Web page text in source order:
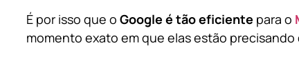
É por isso que o Google é tão eficiente para o
momento exato em que elas estão precisando